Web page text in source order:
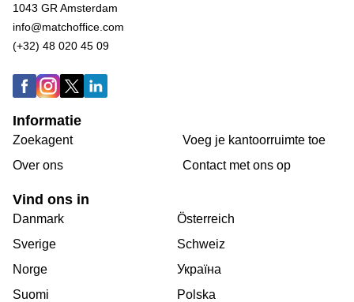
1043 GR Amsterdam
info@matchoffice.com
(+32) 48 020 45 09
Informatie
Zoekagent
Over ons
Voeg je kantoorruimte toe
Сontact met ons op
Vind ons in
Danmark
Sverige
Norge
Suomi
Österreich
Schweiz
Україна
Polska